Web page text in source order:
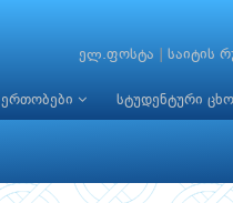
ელ.ფოსტა საიტის
სტუდენტური